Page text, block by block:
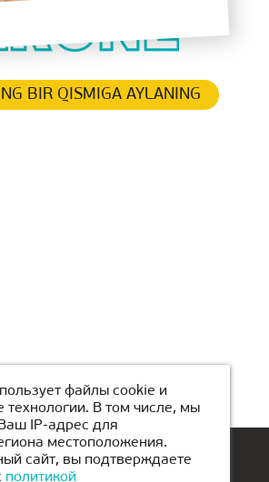
BIR QISMIGA AYLANING
savol yoki taklifingiz bo'lsa,
файлы cookie и
технологии. В том числе, мы
IP-адрес для
местоположения.
сайт, вы подтверждаете
политикой